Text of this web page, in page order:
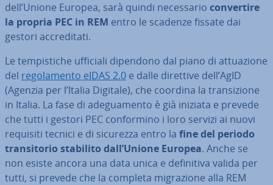
dell’Unione Europea, sarà quindi ne­ces­sa­rio con­ver­ti­re
la propria PEC in REM entro le scadenze fissate dai
gestori ac­cre­di­ta­ti.
Le tem­pi­sti­che ufficiali dipendono dal piano di at­tua­zio­ne
del re­go­la­men­to eIDAS 2.0 e dalle direttive dell’AgID
(Agenzia per l’Italia Digitale), che coordina la tran­si­zio­ne
in Italia. La fase di ade­gua­men­to è già iniziata e prevede
che tutti i gestori PEC con­for­mi­no i loro servizi ai nuovi
requisiti tecnici e di sicurezza entro la fine del periodo
tran­si­to­rio stabilito dall’Unione Europea. Anche se
non esiste ancora una data unica e de­fi­ni­ti­va valida per
tutti, si prevede che la completa mi­gra­zio­ne alla REM